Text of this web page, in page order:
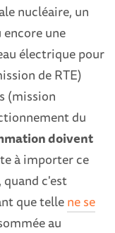
nucléaire, un
une
électrique pour
de RTE)
(mission
du
doivent
à importer ce
c'est
que tellene se
au